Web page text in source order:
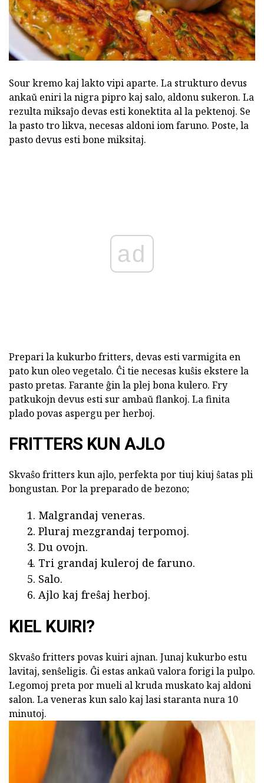
Sour kremo kaj lakto vipi aparte. La strukturo devus
ankaŭ eniri la nigra pipro kaj salo, aldonu sukeron. La
rezulta miksaĵo devas esti konektita al la pektenoj. Se
la pasto tro likva, necesas aldoni iom faruno. Poste, la
pasto devus esti bone miksitaj.
ad
Prepari la kukurbo fritters, devas esti varmigita en
pato kun oleo vegetalo. Ĉi tie necesas kuŝis ekstere la
pasto pretas. Farante ĝin la plej bona kulero. Fry
patkukojn devus esti sur ambaŭ flankoj. La finita
plado povas aspergu per herboj.
FRITTERS KUN AJLO
Skvaŝo fritters kun ajlo, perfekta por tiuj kiuj ŝatas pli
bongustan. Por la preparado de bezono;
Malgrandaj veneras.
Pluraj mezgrandaj terpomoj.
Du ovojn.
Tri grandaj kuleroj de faruno.
Salo.
Ajlo kaj freŝaj herboj.
KIEL KUIRI?
Skvaŝo fritters povas kuiri ajnan. Junaj kukurbo estu
lavitaj, senŝeligis. Ĝi estas ankaŭ valora forigi la pulpo.
Legomoj preta por mueli al kruda muskato kaj aldoni
salon. La veneras kun salo kaj lasi staranta nura 10
minutoj.